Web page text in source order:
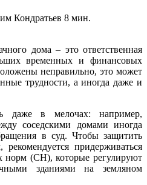
Кондратьев 8 мин.
дома – это ответственная
временных и финансовых
неправильно, это может
трудности, а иногда даже и
даже в мелочах: например,
соседскими домами иногда
в суд. Чтобы защитить
придерживаться
норм (СН), которые регулируют
зданиями на земляном